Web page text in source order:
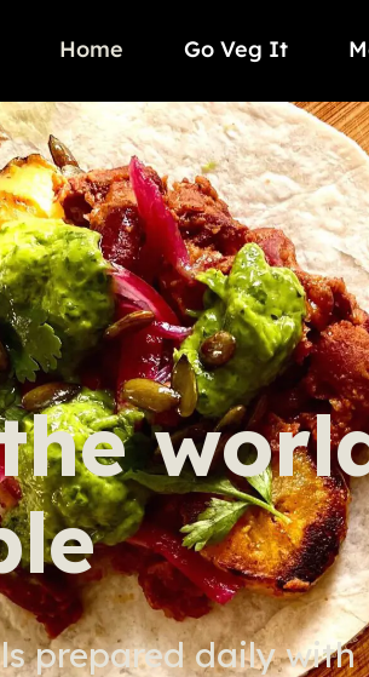
Home Go Veg It
prepared daily with